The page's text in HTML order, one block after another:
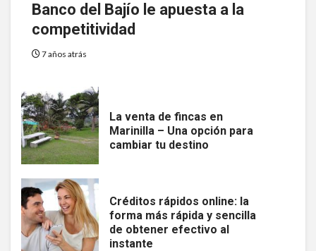
Banco del Bajío le apuesta a la
competitividad
7 años atrás
La venta de fincas en
Marinilla – Una opción para
cambiar tu destino
Créditos rápidos online: la
forma más rápida y sencilla
de obtener efectivo al
instante